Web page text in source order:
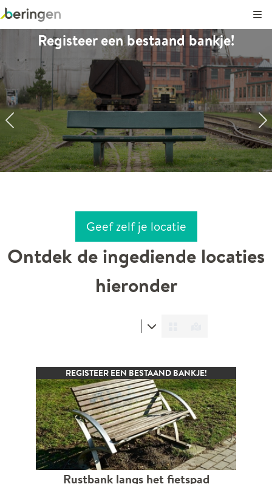
Registeer een bestaand bankje!
Geef zelf je locatie
Ontdek de ingediende locaties
hieronder
REGISTEER EEN BESTAAND BANKJE!
Rustbank langs het fietspad